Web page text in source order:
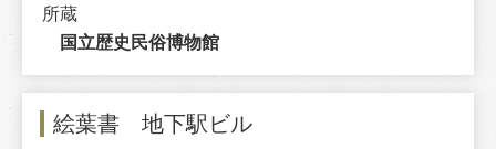
所蔵
国立歴史民俗博物館
絵葉書 地下駅ビル